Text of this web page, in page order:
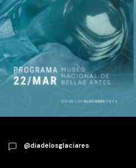
@diadelosglaciares